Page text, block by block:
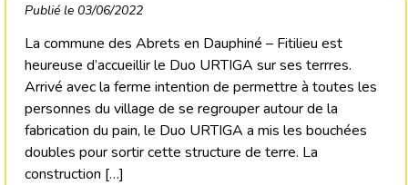
Publié le 03/06/2022
La commune des Abrets en Dauphiné – Fitilieu est
heureuse d’accueillir le Duo URTIGA sur ses terrres.
Arrivé avec la ferme intention de permettre à toutes les
personnes du village de se regrouper autour de la
fabrication du pain, le Duo URTIGA a mis les bouchées
doubles pour sortir cette structure de terre. La
construction […]